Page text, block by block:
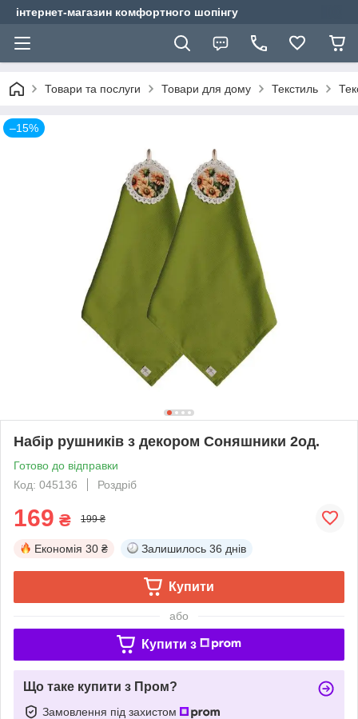
інтернет-магазин комфортного шопінгу
Товари та послуги Товари для дому Текстиль
–15%
Набір рушників з декором Соняшники 2од.
Готово до відправки
Код: 045136
Роздріб
169 ₴ 199 ₴
Економія 30 ₴ Залишилось 36 днів
Купити
або
Купити з
Що таке купити з Пром?
Замовлення під захистом